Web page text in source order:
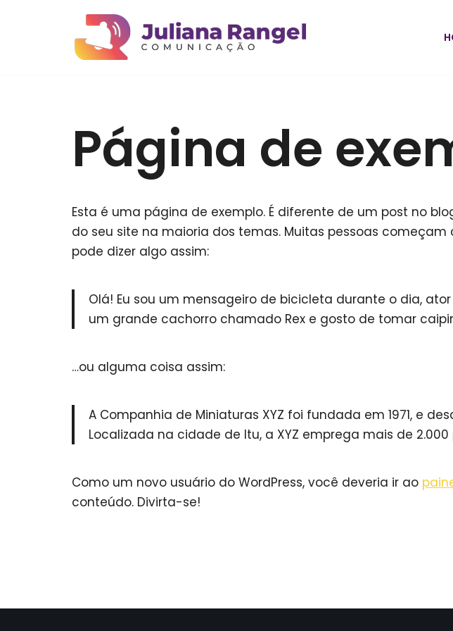
Página de
Esta é uma página de exemplo. É diferente de um post no
do seu site na maioria dos temas. Muitas pessoas
pode dizer algo assim:
Olá! Eu sou um mensageiro de bicicleta durante o dia,
um grande cachorro chamado Rex e gosto de tomar
…ou alguma coisa assim:
A Companhia de Miniaturas XYZ foi fundada em 1971, e
Localizada na cidade de Itu, a XYZ emprega mais de
Como um novo usuário do WordPress, você deveria ir ao
conteúdo. Divirta-se!